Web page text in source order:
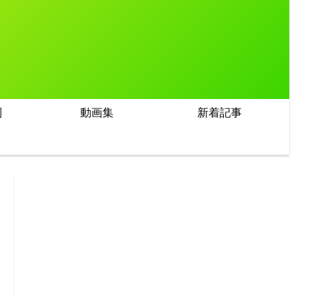
動画集 新着記事